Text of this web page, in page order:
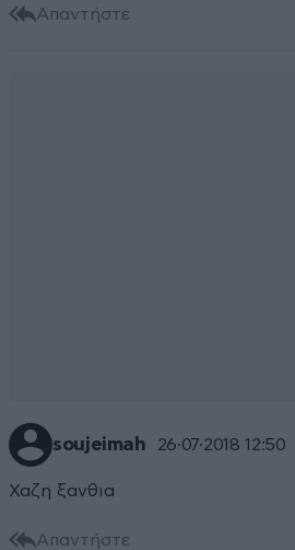
Απαντήστε
soujeimah 26·07·2018 12:50
Χαζη ξανθια
Απαντήστε